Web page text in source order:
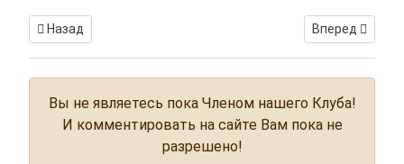
Предыдущий: В школу вернулась жизнь!
Назад Следующий:
Вперед
Вы не являетесь пока Членом нашего Клуба!
И комментировать на сайте Вам пока не
разрешено!